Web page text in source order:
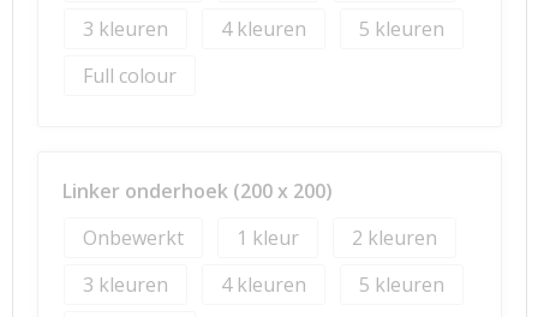
3
4
5
Full colour
Linker onderhoek (200 x 200)
Onbewerkt
1
2
3
4
5